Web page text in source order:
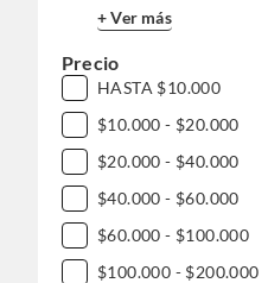
+ Ver más
Precio
HASTA $10.000
$10.000 - $20.000
$20.000 - $40.000
$40.000 - $60.000
$60.000 - $100.000
$100.000 - $200.000